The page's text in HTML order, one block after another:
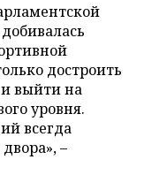
достроить
выйти на
уровня.
всегда
–